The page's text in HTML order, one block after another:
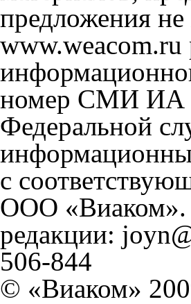
предложения
www.weacom.ru
номер СМИ ИА
Федеральной
с
ООО «Виаком».
редакции:
506-844
© «Виаком»